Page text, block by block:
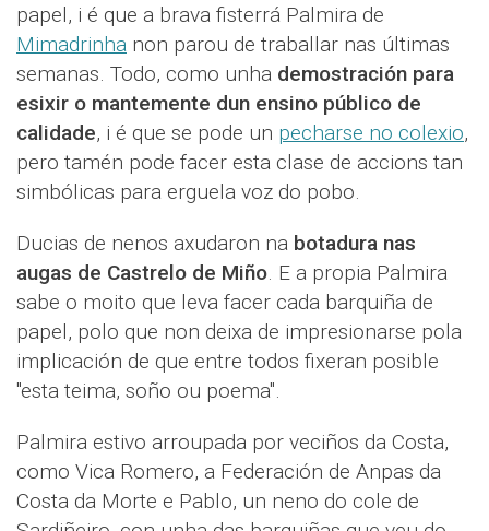
papel, i é que a brava fisterrá Palmira de
Mimadrinha non parou de traballar nas últimas
semanas. Todo, como unha demostración para
esixir o mantemente dun ensino público de
calidade, i é que se pode un pecharse no colexio,
pero tamén pode facer esta clase de accions tan
simbólicas para erguela voz do pobo.
Ducias de nenos axudaron na botadura nas
augas de Castrelo de Miño. E a propia Palmira
sabe o moito que leva facer cada barquiña de
papel, polo que non deixa de impresionarse pola
implicación de que entre todos fixeran posible
"esta teima, soño ou poema".
Palmira estivo arroupada por veciños da Costa,
como Vica Romero, a Federación de Anpas da
Costa da Morte e Pablo, un neno do cole de